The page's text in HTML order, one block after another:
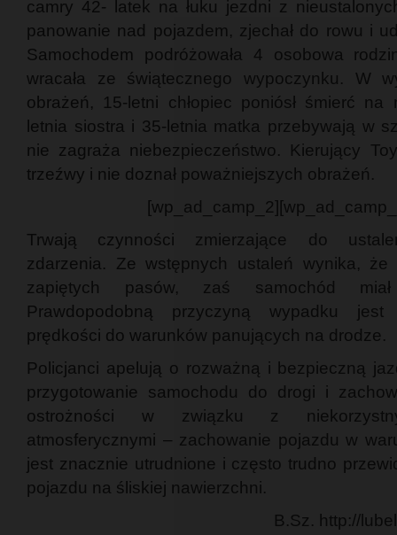
camry 42- latek na łuku jezdni z
panowanie nad pojazdem, zjechał do rowu i
Samochodem podróżowała 4 osobowa
wracała ze świątecznego wypoczynku. W
obrażeń, 15-letni chłopiec poniósł śmierć na
letnia siostra i 35-letnia matka przebywają w
nie zagraża niebezpieczeństwo. Kierujący
trzeźwy i nie doznał poważniejszych obrażeń.
Trwają czynności zmierzające do
zdarzenia. Ze wstępnych ustaleń wynika, że
zapiętych pasów, zaś samochód
Prawdopodobną przyczyną wypadku jest
prędkości do warunków panujących na drodze.
Policjanci apelują o rozważną i bezpieczną
przygotowanie samochodu do drogi i
ostrożności w związku z
atmosferycznymi – zachowanie pojazdu w
jest znacznie utrudnione i często trudno
pojazdu na śliskiej nawierzchni.
B.Sz. http://